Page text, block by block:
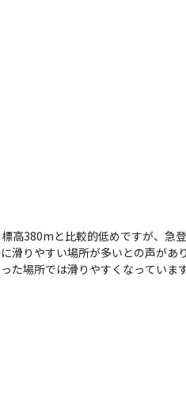
高380mと比較的低めですが、急
滑りやすい場所が多いとの声があ
は滑りやすくなっています。 山頂に
人同士での登山におすすめで、
レッシュするのも良いでしょう